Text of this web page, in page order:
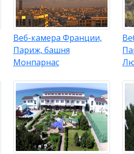
Веб-камера Франции,
Париж, башня
Монпарнас